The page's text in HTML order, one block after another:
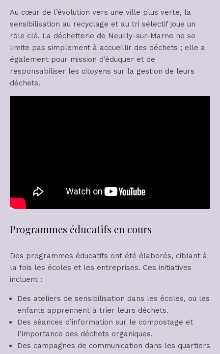
Au cœur de l’évolution vers une ville plus verte, la
sensibilisation au recyclage et au tri sélectif joue un
rôle clé. La déchetterie de Neuilly-sur-Marne ne se
limite pas simplement à accueillir des déchets ; elle a
également pour mission d’éduquer et de
responsabiliser les citoyens sur la gestion de leurs
déchets.
Programmes éducatifs en cours
Des programmes éducatifs ont été élaborés, ciblant à
la fois les écoles et les entreprises. Ces initiatives
incluent :
Des ateliers de sensibilisation dans les écoles, où les
enfants apprennent à trier leurs déchets.
Des séances d’information sur le compostage et
l’importance des déchets organiques.
Des campagnes de communication dans les quartiers